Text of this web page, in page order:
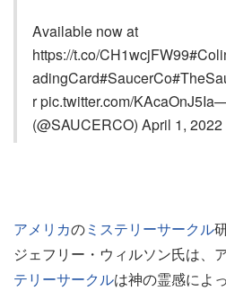
Available now at
https://t.co/
r pic.twitter.com/
(@SAUCERCO) April 1, 2022
アメリカのミステリーサークル
ジェフリー・ウィルソン氏は、
テリーサークルは神の霊感によ